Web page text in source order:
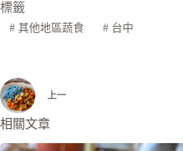
標籤
#其他地區蔬食 #台中
上一
相關文章